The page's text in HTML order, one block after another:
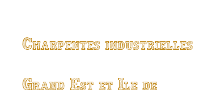
Charpentes industrielles
Grand Est et Ile de